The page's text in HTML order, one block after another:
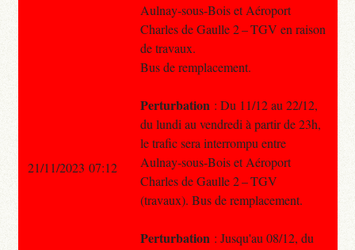
Aulnay-sous-Bois et Aéroport
Charles de Gaulle 2 – TGV en raison
de travaux.
Bus de remplacement.
Perturbation : Du 11/12 au 22/12,
du lundi au vendredi à partir de 23h,
le trafic sera interrompu entre
Aulnay-sous-Bois et Aéroport
Charles de Gaulle 2 – TGV
(travaux). Bus de remplacement.
Perturbation : Jusqu'au 08/12, du
21/11/2023 07:12